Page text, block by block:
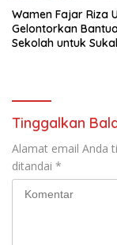
Wamen Fajar Riza
Gelontorkan
Sekolah untuk
Tinggalkan
Alamat email Anda
ditandai *